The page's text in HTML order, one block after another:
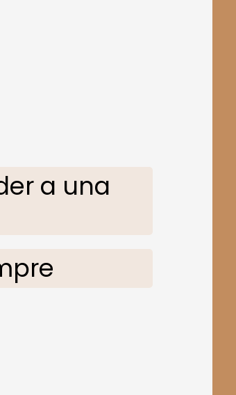
a una